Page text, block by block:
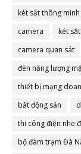
két sắt thông
camera
két
camera quan sát
đèn năng lượng
thiết bị mạng
bất động sản
thi công điện nhẹ
bộ đàm trạm Đà